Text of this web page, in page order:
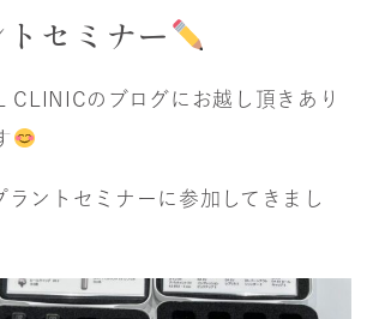
セミナー
CLINICのブログにお越し頂きあり
ラントセミナーに参加してきまし